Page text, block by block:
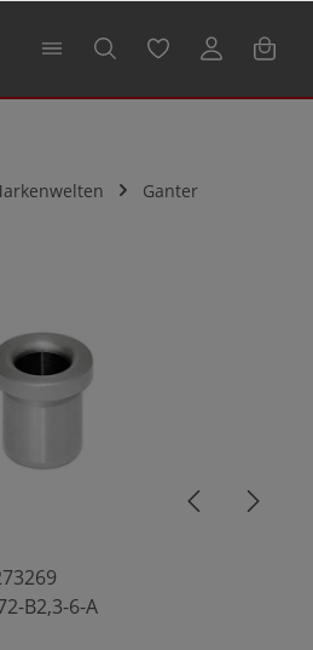
Ganter
B2,3-6-A